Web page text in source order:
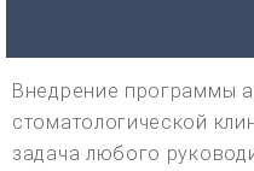
Внедрение программы
стоматологической
задача любого